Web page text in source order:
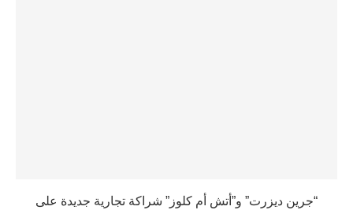
“جرين ديزرت” و”أتش أم كلوز” شراكة تجارية جديدة على